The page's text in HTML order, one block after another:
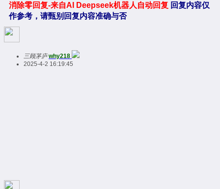
消除零回复-来自AI Deepseek机器人自动回复 回复内容仅
作参考，请甄别回复内容准确与否
三顾茅庐 why218
2025-4-2 16:19:45